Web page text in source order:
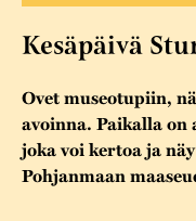
Kesäpäivä
Ovet museotupiin,
avoinna. Paikalla on
joka voi kertoa ja
Pohjanmaan